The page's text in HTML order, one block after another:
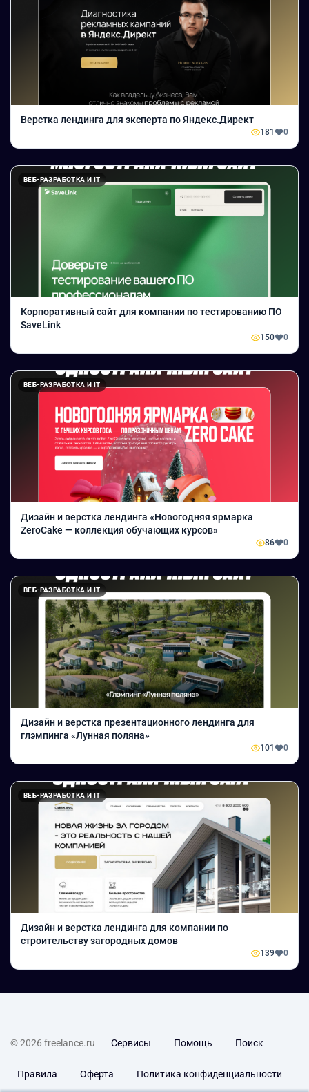
Верстка лендинга для эксперта по Яндекс.Директ
181 0
ВЕБ-РАЗРАБОТКА И IT
Корпоративный сайт для компании по тестированию ПО
SaveLink
150 0
ВЕБ-РАЗРАБОТКА И IT
Дизайн и верстка лендинга «Новогодняя ярмарка
ZeroCake — коллекция обучающих курсов»
86 0
ВЕБ-РАЗРАБОТКА И IT
Дизайн и верстка презентационного лендинга для
глэмпинга «Лунная поляна»
101 0
ВЕБ-РАЗРАБОТКА И IT
Дизайн и верстка лендинга для компании по
строительству загородных домов
139 0
© 2026 freelance.ru Сервисы Помощь Поиск
Правила Оферта Политика конфиденциальности